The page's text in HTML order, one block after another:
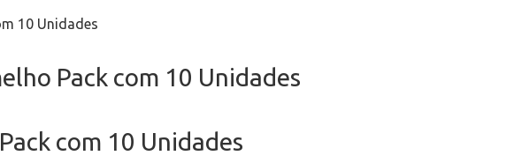
10 Unidades
Pack com 10 Unidades
com 10 Unidades